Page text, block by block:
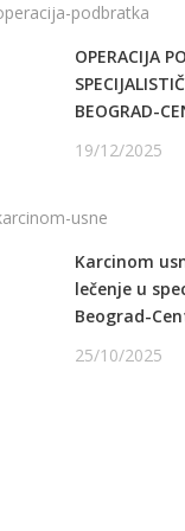
OPERACIJA
BEOGRAD-
19/12/2025
Karcinom
lečenje u
Beograd-
25/10/2025